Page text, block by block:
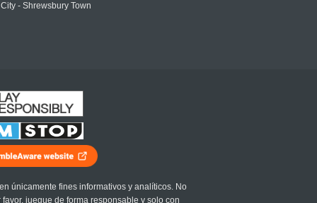
- Shrewsbury Town
únicamente fines informativos y analíticos. No
juegue de forma responsable y solo con